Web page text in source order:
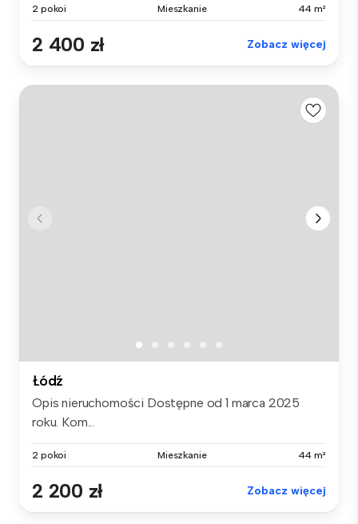
2 pokoi Mieszkanie 44 m²
2 400 zł Zobacz więcej
Łódź
Opis nieruchomości Dostępne od 1 marca 2025
roku. Kom...
2 pokoi Mieszkanie 44 m²
2 200 zł Zobacz więcej